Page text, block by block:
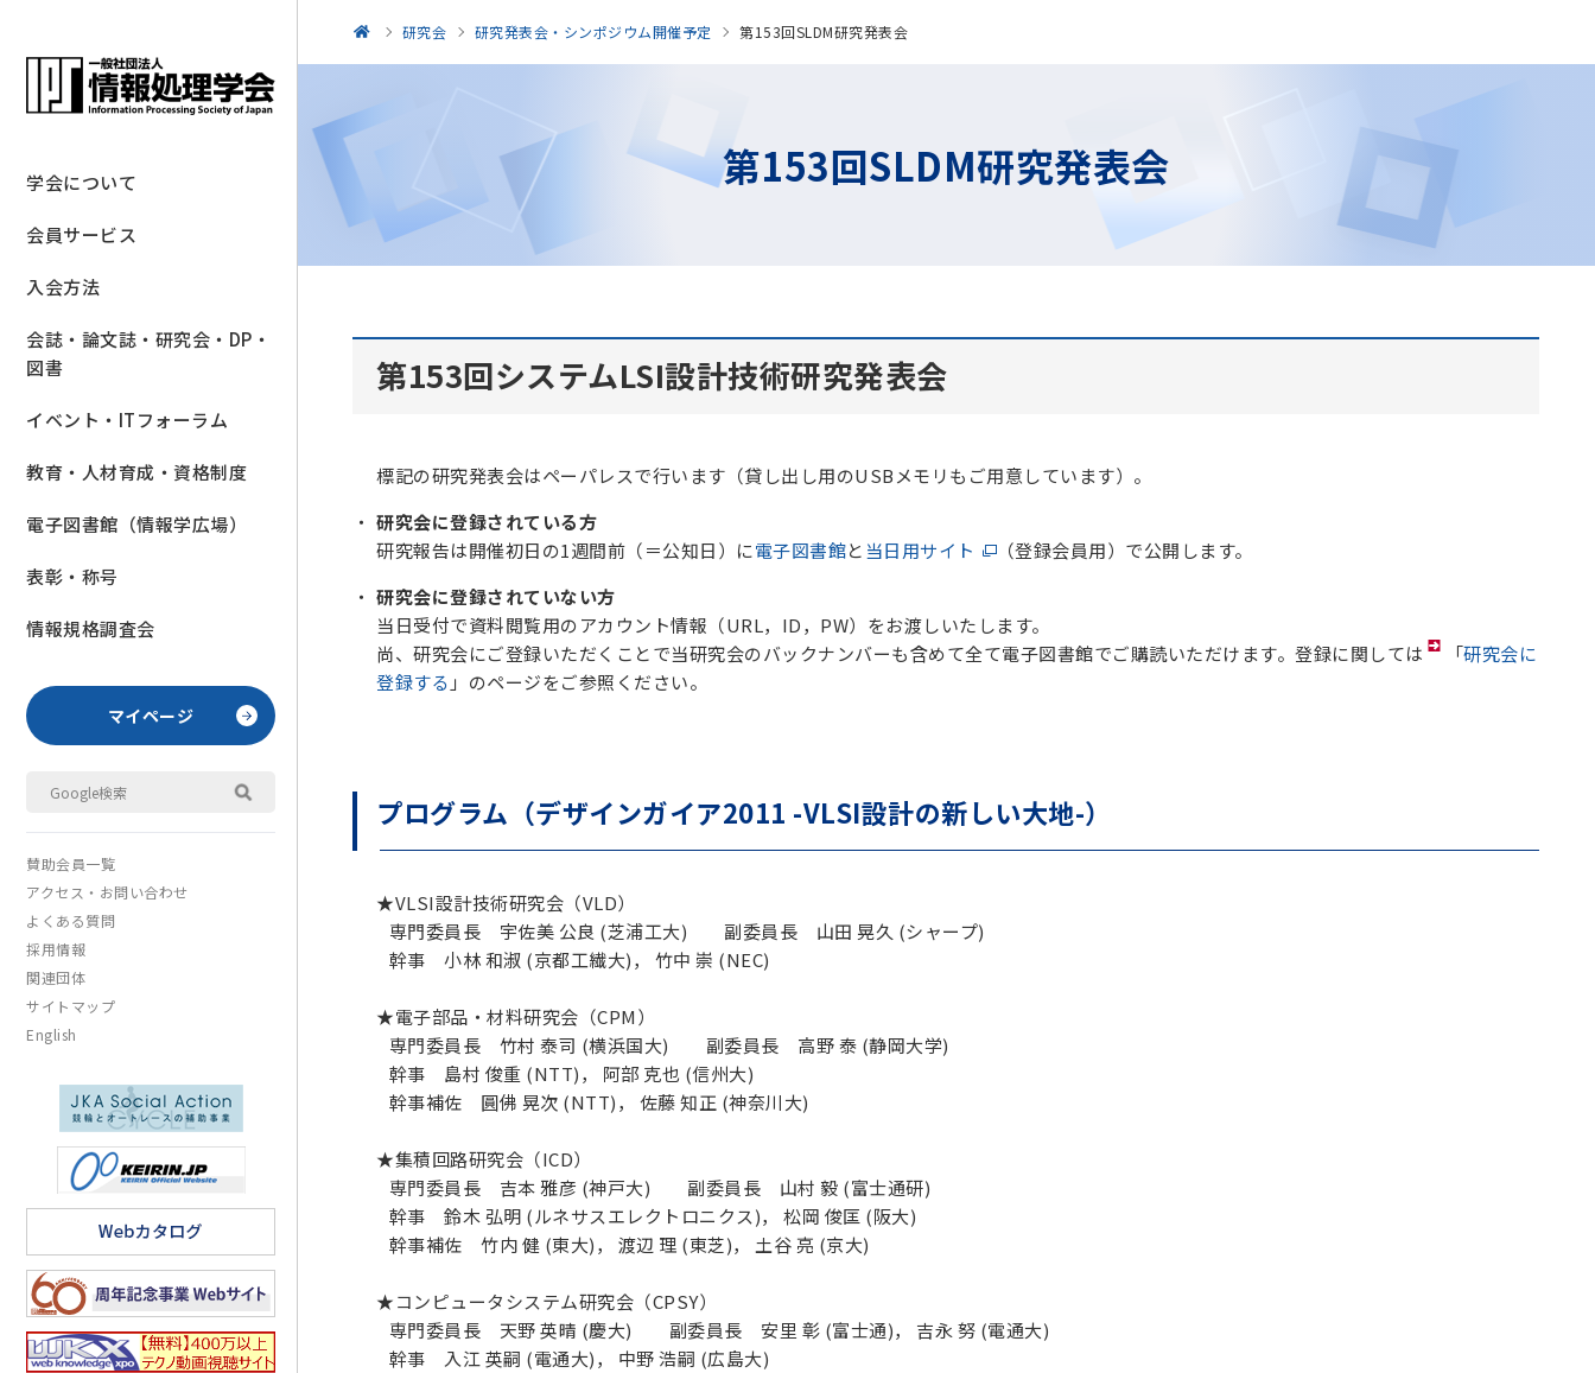
学会について
会員サービス
入会方法
会誌・論文誌・研究会・DP・
図書
イベント・ITフォーラム
教育・人材育成・資格制度
電子図書館（情報学広場）
表彰・称号
情報規格調査会
マイページ
賛助会員一覧
アクセス・お問い合わせ
よくある質問
採用情報
関連団体
サイトマップ
English
研究会 研究発表会・シンポジウム開催予定 第153回SLDM研究発表会
第153回SLDM研究発表会
第153回システムLSI設計技術研究発表会
標記の研究発表会はペーパレスで行います（貸し出し用のUSBメモリもご用意しています）。
研究会に登録されている方
研究報告は開催初日の1週間前（＝公知日）に電子図書館と 当日用サイト
（登録会員用）で公開します。
研究会に登録されていない方
当日受付で資料閲覧用のアカウント情報（URL，ID，PW）をお渡しいたします。
尚、研究会にご登録いただくことで当研究会のバックナンバーも含めて全て電子図書館でご購読いただけます。登録に関しては
「研究会に
登録する 」のページをご参照ください。
プログラム（デザインガイア2011 -VLSI設計の新しい大地-）
★VLSI設計技術研究会（VLD）
専門委員長 宇佐美 公良 (芝浦工大) 副委員長 山田 晃久 (シャープ)
幹事 小林 和淑 (京都工繊大)， 竹中 崇 (NEC)
★電子部品・材料研究会（CPM）
専門委員長 竹村 泰司 (横浜国大) 副委員長 高野 泰 (静岡大学)
幹事 島村 俊重 (NTT)， 阿部 克也 (信州大)
幹事補佐 圓佛 晃次 (NTT)， 佐藤 知正 (神奈川大)
★集積回路研究会（ICD）
専門委員長 吉本 雅彦 (神戸大) 副委員長 山村 毅 (富士通研)
幹事 鈴木 弘明 (ルネサスエレクトロニクス)， 松岡 俊匡 (阪大)
幹事補佐 竹内 健 (東大)， 渡辺 理 (東芝)， 土谷 亮 (京大)
★コンピュータシステム研究会（CPSY）
専門委員長 天野 英晴 (慶大) 副委員長 安里 彰 (富士通)， 吉永 努 (電通大)
幹事 入江 英嗣 (電通大)， 中野 浩嗣 (広島大)